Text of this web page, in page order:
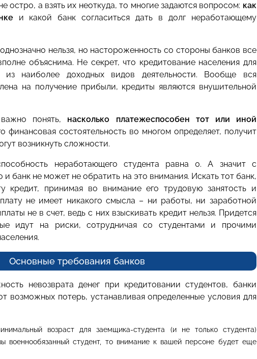
остро, а взять их неоткуда, то многие задаются вопросом: как
и какой банк согласиться дать в долг неработающему
нельзя, но настороженность со стороны банков все
объяснима. Не секрет, что кредитование населения для
из наиболее доходных видов деятельности. Вообще вся
на получение прибыли, кредиты являются внушительной
понять, насколько платежеспособен тот или иной
финансовая состоятельность во многом определяет, получит
возникнуть сложности.
неработающего студента равна 0. А значит с
банк не может не обратить на это внимания. Искать тот банк,
кредит, принимая во внимание его трудовую занятость и
не имеет никакого смысла – ни работы, ни заработной
не в счет, ведь с них взыскивать кредит нельзя. Придется
идут на риски, сотрудничая со студентами и прочими
Основные требования банков
невозврата денег при кредитовании студентов, банки
возможных потерь, устанавливая определенные условия для
возраст для заемщика-студента (и не только студента)
военнообязанный студент, то внимание к вашей персоне будет еще